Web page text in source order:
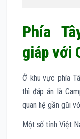
Phía
giáp với
Ở khu vực phía
thì đáp án là
quan hệ gần gũi
Một số tỉnh Việt